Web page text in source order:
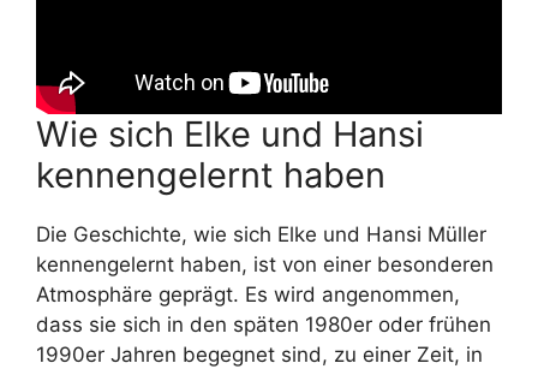
Wie sich Elke und Hansi
kennengelernt haben
Die Geschichte, wie sich Elke und Hansi Müller
kennengelernt haben, ist von einer besonderen
Atmosphäre geprägt. Es wird angenommen,
dass sie sich in den späten 1980er oder frühen
1990er Jahren begegnet sind, zu einer Zeit, in